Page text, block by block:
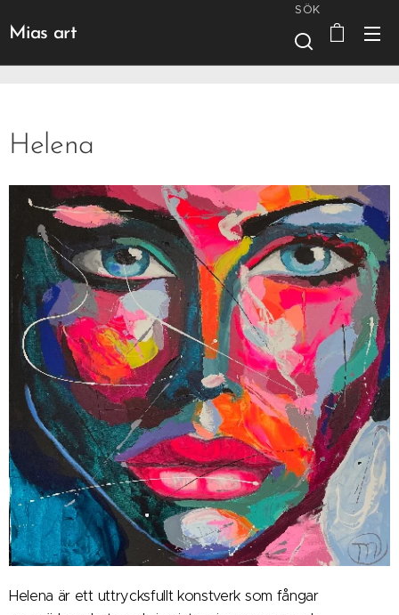
Mias art
SÖK
Helena
Helena är ett uttrycksfullt konstverk som fångar